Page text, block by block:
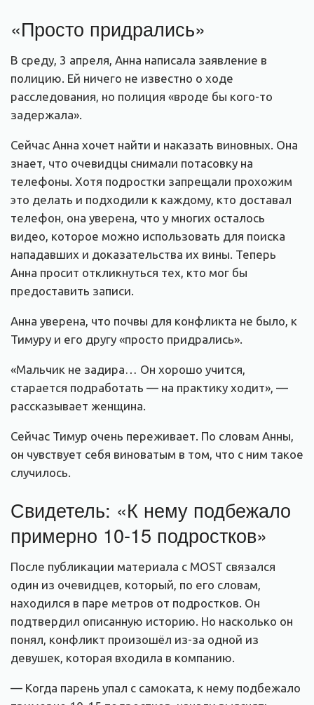
«Просто придрались»
В среду, 3 апреля, Анна написала заявление в
полицию. Ей ничего не известно о ходе
расследования, но полиция «вроде бы кого-то
задержала».
Сейчас Анна хочет найти и наказать виновных. Она
знает, что очевидцы снимали потасовку на
телефоны. Хотя подростки запрещали прохожим
это делать и подходили к каждому, кто доставал
телефон, она уверена, что у многих осталось
видео, которое можно использовать для поиска
нападавших и доказательства их вины. Теперь
Анна просит откликнуться тех, кто мог бы
предоставить записи.
Анна уверена, что почвы для конфликта не было, к
Тимуру и его другу «просто придрались».
«Мальчик не задира… Он хорошо учится,
старается подработать — на практику ходит», —
рассказывает женщина.
Сейчас Тимур очень переживает. По словам Анны,
он чувствует себя виноватым в том, что с ним такое
случилось.
Свидетель: «К нему подбежало
примерно 10-15 подростков»
После публикации материала с MOST связался
один из очевидцев, который, по его словам,
находился в паре метров от подростков. Он
подтвердил описанную историю. Но насколько он
понял, конфликт произошёл из-за одной из
девушек, которая входила в компанию.
— Когда парень упал с самоката, к нему подбежало